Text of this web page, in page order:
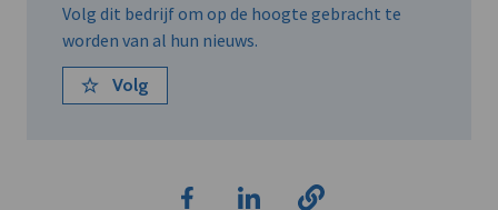
Volg dit bedrijf om op de hoogte gebracht te
worden van al hun nieuws.
Volg